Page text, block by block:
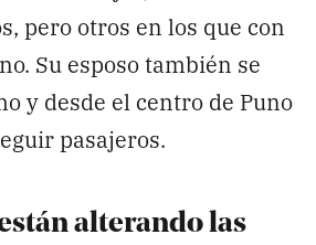
pero otros en los que con
Su esposo también se
y desde el centro de Puno
pasajeros.
alterando las